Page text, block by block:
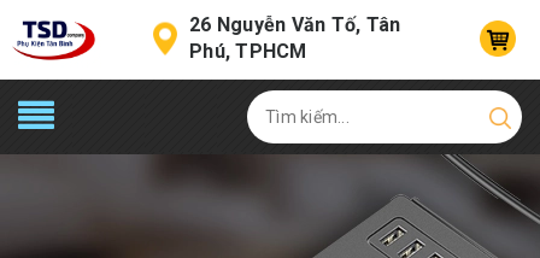
26 Nguyễn Văn Tố, Tân
Phú, TPHCM